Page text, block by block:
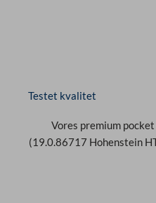
Testet kvalitet
Vores premium
(19.0.86717 Hohenstein